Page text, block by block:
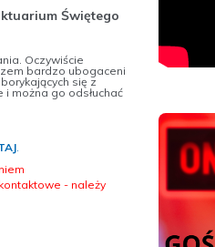
Świętego
Oczywiście
bardzo ubogaceni
się z
można go odsłuchać
.
- należy